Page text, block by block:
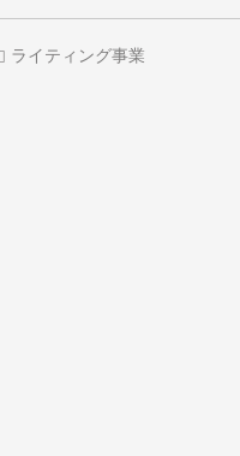
ライティング事業